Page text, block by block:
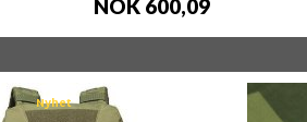
NOK 600,09
Nyhet